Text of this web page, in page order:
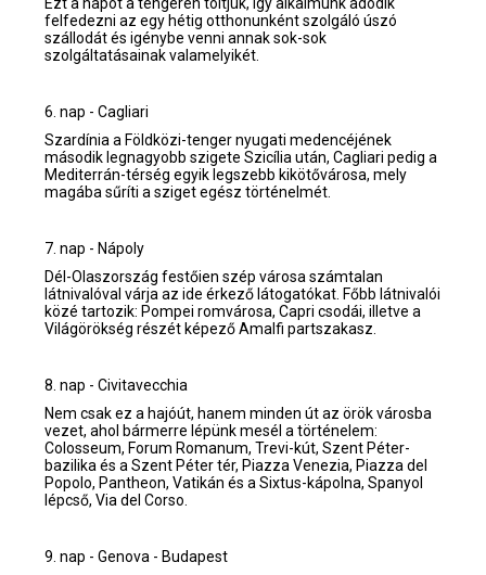
felfedezni az egy hétig otthonunként szolgáló úszó
szállodát és igénybe venni annak sok-sok
szolgáltatásainak valamelyikét.
6. nap - Cagliari
Szardínia a Földközi-tenger nyugati medencéjének
második legnagyobb szigete Szicília után, Cagliari pedig a
Mediterrán-térség egyik legszebb kikötővárosa, mely
magába sűríti a sziget egész történelmét.
7. nap - Nápoly
Dél-Olaszország festőien szép városa számtalan
látnivalóval várja az ide érkező látogatókat. Főbb látnivalói
közé tartozik: Pompei romvárosa, Capri csodái, illetve a
Világörökség részét képező Amalfi partszakasz.
8. nap - Civitavecchia
Nem csak ez a hajóút, hanem minden út az örök városba
vezet, ahol bármerre lépünk mesél a történelem:
Colosseum, Forum Romanum, Trevi-kút, Szent Péter-
bazilika és a Szent Péter tér, Piazza Venezia, Piazza del
Popolo, Pantheon, Vatikán és a Sixtus-kápolna, Spanyol
lépcső, Via del Corso.
9. nap - Genova - Budapest